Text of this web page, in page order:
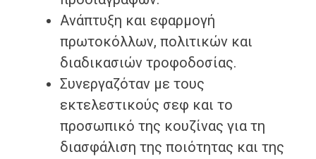
Ανάπτυξη και εφαρμογή
πρωτοκόλλων, πολιτικών και
διαδικασιών τροφοδοσίας.
Συνεργαζόταν με τους
εκτελεστικούς σεφ και το
προσωπικό της κουζίνας για τη
διασφάλιση της ποιότητας και της